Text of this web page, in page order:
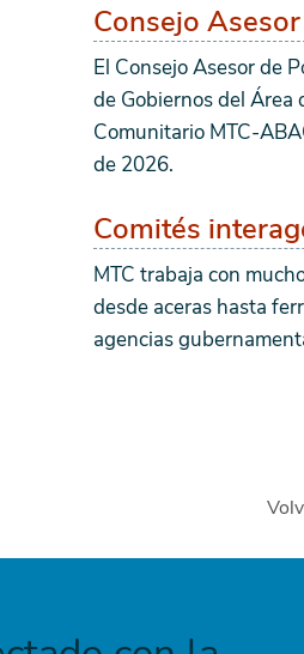
Consejo
El Consejo Asesor de
de Gobiernos del Área
Comunitario MTC-
de 2026.
Comités
MTC trabaja con
desde aceras hasta
agencias